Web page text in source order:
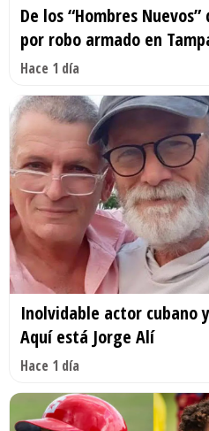
De los “Hombres
por robo armado en
Hace 1 día
Inolvidable actor cubano
Aquí está Jorge Alí
Hace 1 día